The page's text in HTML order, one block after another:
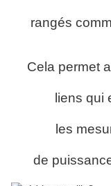
rangés
Cela permet
liens qui
les
de